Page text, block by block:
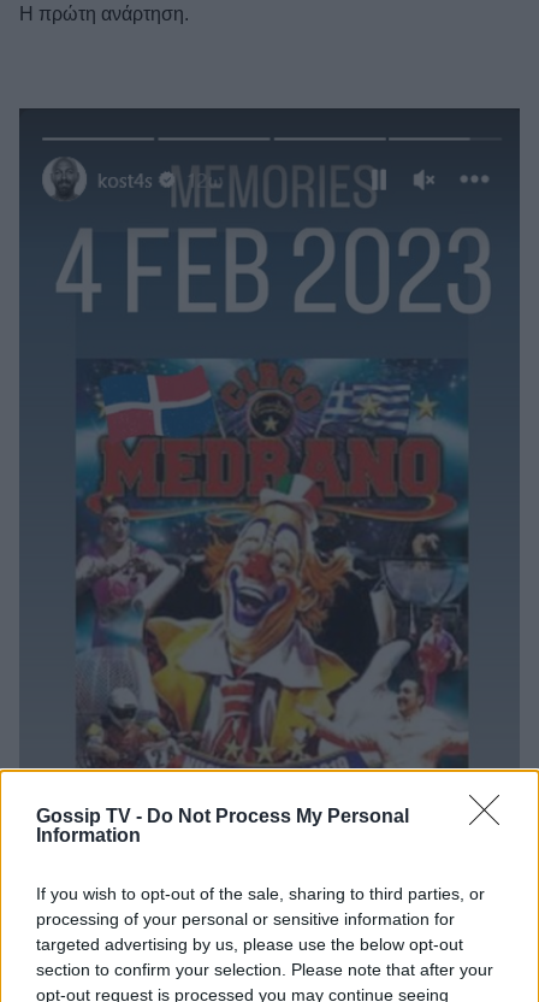
Gossip TV - Do Not Process My Personal
Information
If you wish to opt-out of the sale, sharing to third parties, or
processing of your personal or sensitive information for
targeted advertising by us, please use the below opt-out
section to confirm your selection. Please note that after your
opt-out request is processed you may continue seeing
Η πρώτη ανάρτηση.